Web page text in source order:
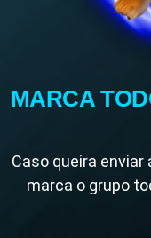
MARCA
Caso queira enviar
marca o grupo